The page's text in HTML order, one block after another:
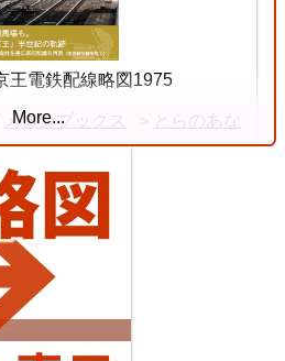
空港機能強化で京成成田スカ
の配線はどう変わる？
(Tōkyō - Shiojiri)
(Maibara - Kōbe)
王電鉄配線略図1975
メロンブックス とらのあな
More...